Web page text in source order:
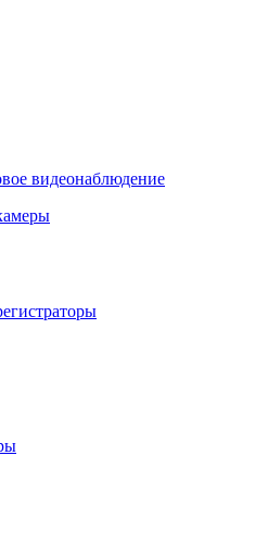
видеонаблюдение